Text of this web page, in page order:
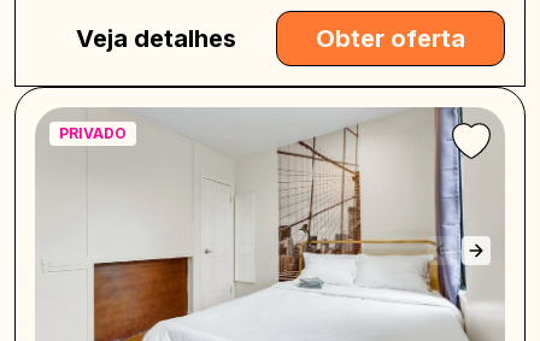
Veja detalhes Obter oferta
PRIVADO